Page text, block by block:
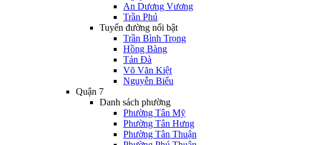
An Dương Vương
Trần Phú
Tuyến đường nổi bật
Trần Bình Trọng
Hồng Bàng
Tản Đà
Võ Văn Kiệt
Nguyễn Biểu
Quận 7
Danh sách phường
Phường Tân Mỹ
Phường Tân Hưng
Phường Tân Thuận